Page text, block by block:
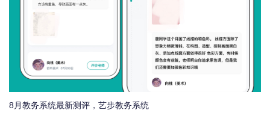
8月教务系统最新测评，艺步教务系统